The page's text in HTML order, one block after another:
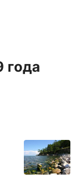
года